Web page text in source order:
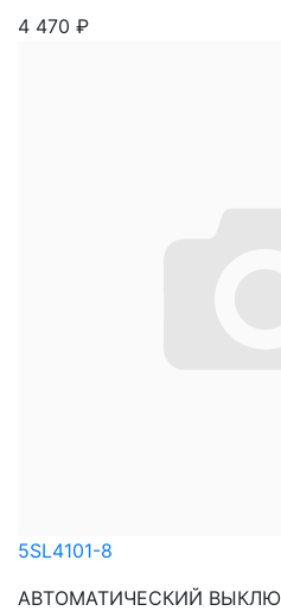
4 470 ₽
5SL4101-8
АВТОМАТИЧЕСКИЙ